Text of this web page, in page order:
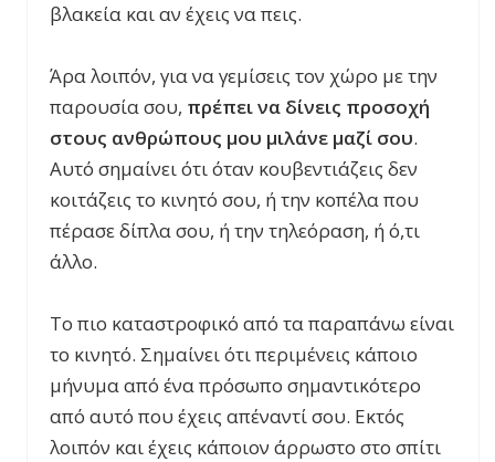
βλακεία και αν έχεις να πεις.
Άρα λοιπόν, για να γεμίσεις τον χώρο με την
παρουσία σου, πρέπει να δίνεις προσοχή
στους ανθρώπους μου μιλάνε μαζί σου.
Αυτό σημαίνει ότι όταν κουβεντιάζεις δεν
κοιτάζεις το κινητό σου, ή την κοπέλα που
πέρασε δίπλα σου, ή την τηλεόραση, ή ό,τι
άλλο.
Το πιο καταστροφικό από τα παραπάνω είναι
το κινητό. Σημαίνει ότι περιμένεις κάποιο
μήνυμα από ένα πρόσωπο σημαντικότερο
από αυτό που έχεις απέναντί σου. Εκτός
λοιπόν και έχεις κάποιον άρρωστο στο σπίτι